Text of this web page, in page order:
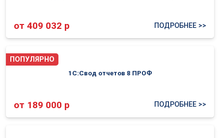
от 409 032 р ПОДРОБНЕЕ >>
ПОПУЛЯРНО
1С:Свод отчетов 8 ПРОФ
от 189 000 р ПОДРОБНЕЕ >>